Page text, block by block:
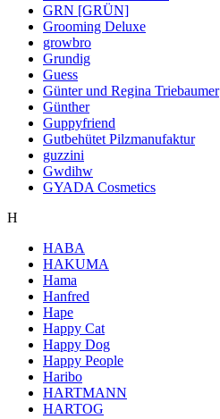
GRN [GRÜN]
Grooming Deluxe
growbro
Grundig
Guess
Günter und Regina Triebaumer
Günther
Guppyfriend
Gutbehütet Pilzmanufaktur
guzzini
Gwdihw
GYADA Cosmetics
H
HABA
HAKUMA
Hama
Hanfred
Hape
Happy Cat
Happy Dog
Happy People
Haribo
HARTMANN
HARTOG